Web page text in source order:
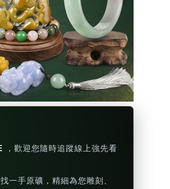
，歡迎您隨時追蹤線上強先看
一手原礦，精細為您雕刻、